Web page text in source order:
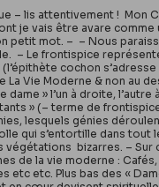
– lis attentivement ! Mon
je vais être avare comme
petit mot. – – Nous
– Le frontispice
cochon
La Vie Moderne & non au
dame » l’un à droite, l’autre
» (– terme de
lesquels génies
qui s’entortille dans tout
végétations bizarres. – Sur
de la vie moderne :
etc etc. Plus bas des «